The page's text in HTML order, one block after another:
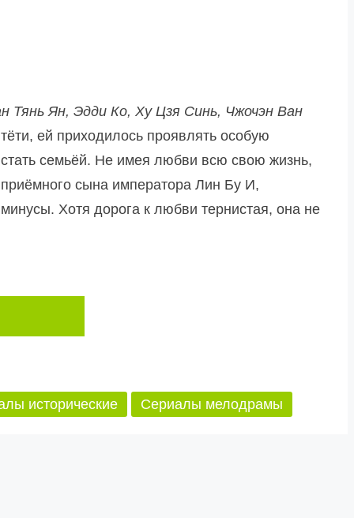
Ян, Эдди Ко, Ху Цзя Синь, Чжочэн Ван
ей приходилось проявлять особую
семьёй. Не имея любви всю свою жизнь,
сына императора Лин Бу И,
Хотя дорога к любви тернистая, она не
исторические Сериалы мелодрамы